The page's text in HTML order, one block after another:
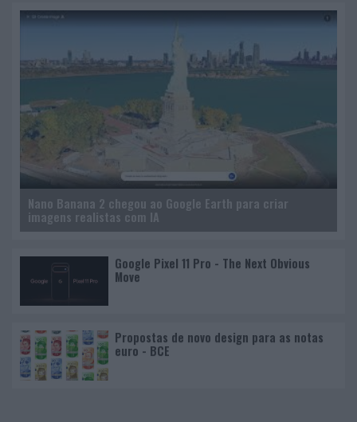
Nano Banana 2 chegou ao Google Earth para criar
imagens realistas com IA
Google Pixel 11 Pro - The Next Obvious
Move
Propostas de novo design para as notas
euro - BCE